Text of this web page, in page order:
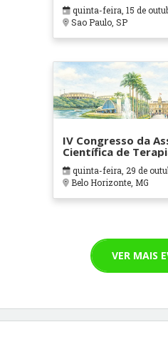
quinta-feira, 15 de
Sao Paulo, SP
IV Congresso da
Científica de
em Contextos
Cuidados Paliativos
quinta-feira, 29 de
Belo Horizonte, MG
VER MAIS